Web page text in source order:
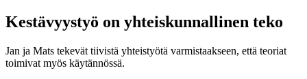
Kestävyystyö on yhteiskunnallinen teko
Jan ja Mats tekevät tiivistä yhteistyötä varmistaakseen, että teoriat
toimivat myös käytännössä.